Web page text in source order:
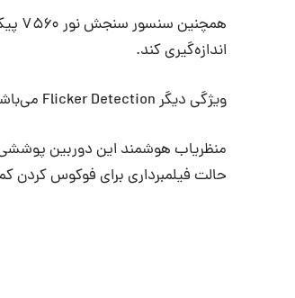
اندازه‌گیری کند.
ویژگی دیگر Flicker Detection می‌باشد که که نورسنجی ثابت را در شرایطی که Flicker رخ می‌دهد تضمین می‌کند.
حالت فیلمبرداری برای فوکوس